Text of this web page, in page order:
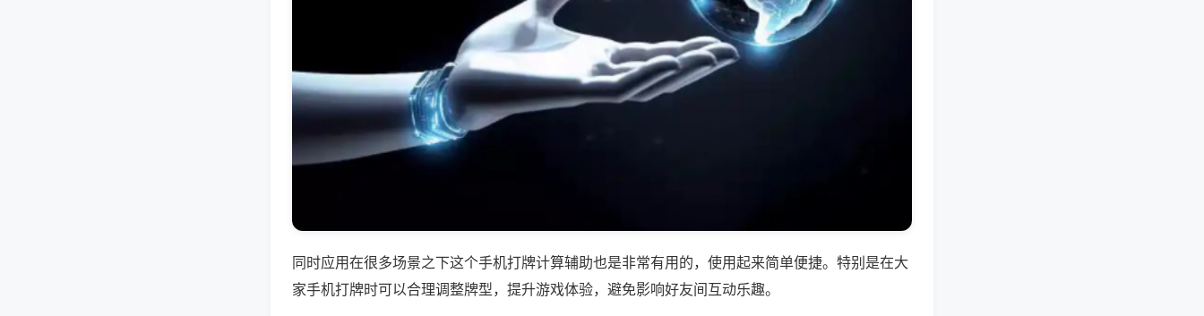
同时应用在很多场景之下这个手机打牌计算辅助也是非常有用的，使用起来简单便捷。特别是在大
家手机打牌时可以合理调整牌型，提升游戏体验，避免影响好友间互动乐趣。